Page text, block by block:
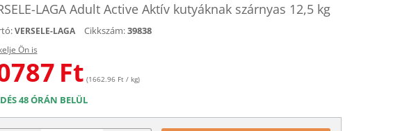
LAGA Adult Active Aktív kutyáknak szárnyas 12,5 kg
VERSELE-LAGA Cikkszám:39838
Ön is
Ft (1662.96 Ft / kg)
48 ÓRÁN BELÜL